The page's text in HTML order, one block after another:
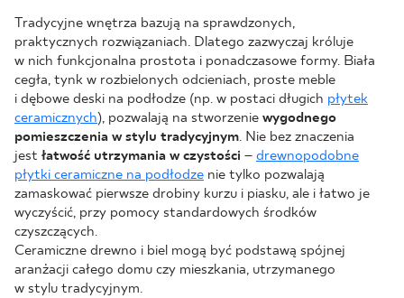
Tradycyjne wnętrza bazują na sprawdzonych,
praktycznych rozwiązaniach. Dlatego zazwyczaj króluje
w nich funkcjonalna prostota i ponadczasowe formy. Biała
cegła, tynk w rozbielonych odcieniach, proste meble
i dębowe deski na podłodze (np. w postaci długich płytek
ceramicznych), pozwalają na stworzenie wygodnego
pomieszczenia w stylu tradycyjnym. Nie bez znaczenia
jest łatwość utrzymania w czystości – drewnopodobne
płytki ceramiczne na podłodze nie tylko pozwalają
zamaskować pierwsze drobiny kurzu i piasku, ale i łatwo je
wyczyścić, przy pomocy standardowych środków
czyszczących.
Ceramiczne drewno i biel mogą być podstawą spójnej
aranżacji całego domu czy mieszkania, utrzymanego
w stylu tradycyjnym.